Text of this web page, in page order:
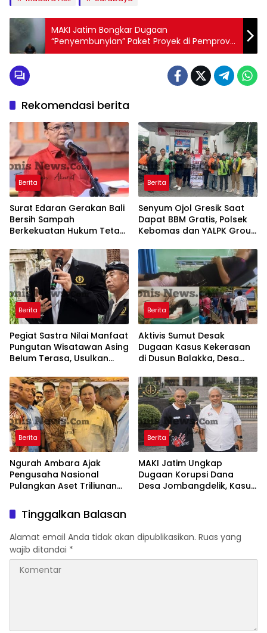
MAKI Jatim Bongkar Dugaan
“Penyembunyian” Paket Proyek di Pemprov
Jatim, Siap Gugat ke PTUN
Rekomendasi berita
Berita
Surat Edaran Gerakan Bali
Bersih Sampah
Berkekuatan Hukum Tetap,
PTUN dan Banding
Berita
Senyum Ojol Gresik Saat
Dapat BBM Gratis, Polsek
Kebomas dan YALPK Group
Berita
Pegiat Sastra Nilai Manfaat
Pungutan Wisatawan Asing
Belum Terasa, Usulkan
Digital Dana PWA
Berita
Aktivis Sumut Desak
Dugaan Kasus Kekerasan
di Dusun Balakka, Desa
Tuntas
Berita
Ngurah Ambara Ajak
Pengusaha Nasional
Pulangkan Aset Triliunan
Investor Global
Berita
MAKI Jatim Ungkap
Dugaan Korupsi Dana
Desa Jombangdelik, Kasus
Kejati Jatim
Tinggalkan Balasan
Alamat email Anda tidak akan dipublikasikan. Ruas yang
wajib ditandai *